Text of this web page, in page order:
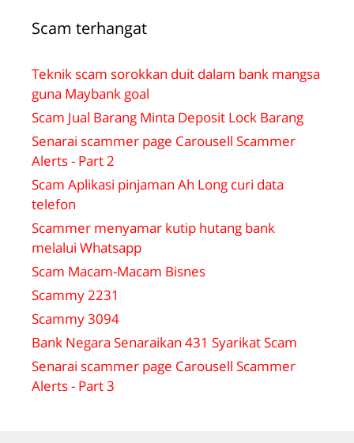
Scam terhangat
Teknik scam sorokkan duit dalam bank mangsa
guna Maybank goal
Scam Jual Barang Minta Deposit Lock Barang
Senarai scammer page Carousell Scammer
Alerts - Part 2
Scam Aplikasi pinjaman Ah Long curi data
telefon
Scammer menyamar kutip hutang bank
melalui Whatsapp
Scam Macam-Macam Bisnes
Scammy 2231
Scammy 3094
Bank Negara Senaraikan 431 Syarikat Scam
Senarai scammer page Carousell Scammer
Alerts - Part 3